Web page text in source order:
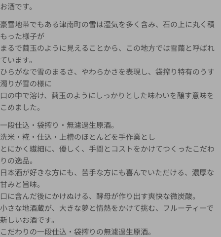
お酒です。
豪雪地帯でもある津南町の雪は湿気を多く含み、石の上に丸く積
もった様子が
まるで繭玉のように見えることから、この地方では雪繭と呼ばれ
ています。
ひらがなで雪のまるさ、やわらかさを表現し、袋搾り特有のうす
濁りが雪の様に
口の中で溶け、繭玉のようにしっかりとした味わいを醸す意味を
こめました。
一段仕込・袋搾り・無濾過生原酒。
洗米・糀・仕込・上槽のほとんどを手作業とし
とにかく繊細に、優しく、手間とコストをかけてつくったこだわ
りの逸品。
日本酒が好きな方にも、苦手な方にも喜んでいただける、濃厚な
甘みと旨味。
口に含んだ後にかけぬける、酵母が作り出す爽快な微炭酸。
小さな地酒蔵が、大きな夢と情熱をかけて挑む、フルーティーで
新しいお酒です。
こだわりの一段仕込・袋搾りの無濾過生原酒。